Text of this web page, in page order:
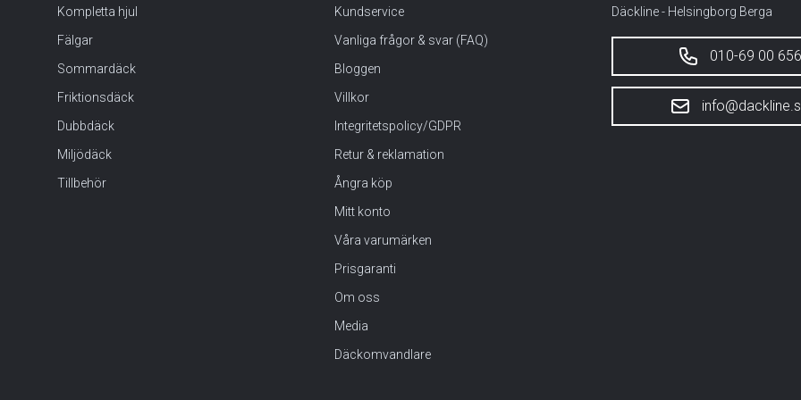
Kompletta hjul
Fälgar
Sommardäck
Friktionsdäck
Dubbdäck
Miljödäck
Tillbehör
Kundservice
Vanliga frågor & svar (FAQ)
Bloggen
Villkor
Integritetspolicy/GDPR
Retur & reklamation
Ångra köp
Mitt konto
Våra varumärken
Prisgaranti
Om oss
Media
Däckomvandlare
Däckline - Helsingborg Berga
010-69 00 656